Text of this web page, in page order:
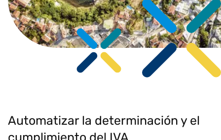
Automatizar la determinación y el
cumplimiento del IVA